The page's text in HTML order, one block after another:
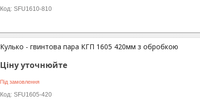
SFU1610-810
Кулько - гвинтова пара КГП 1605 420мм з обробкою
Ціну уточнюйте
Під замовлення
SFU1605-420